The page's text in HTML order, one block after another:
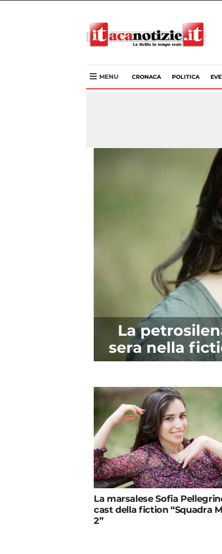
MENU CRONACA POLITICA
La
sera nella
La marsalese Sofia
cast della fiction “Squadra
2”